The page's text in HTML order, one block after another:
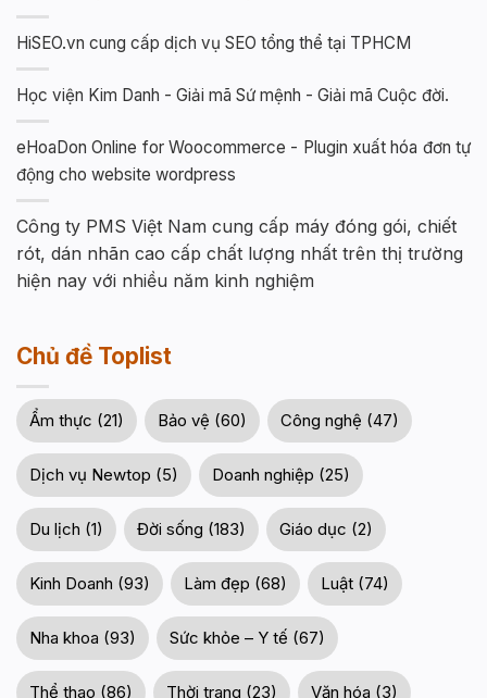
HiSEO.vn cung cấp dịch vụ SEO tổng thể tại TPHCM
Học viện Kim Danh - Giải mã Sứ mệnh - Giải mã Cuộc đời.
eHoaDon Online for Woocommerce - Plugin xuất hóa đơn tự
động cho website wordpress
Công ty PMS Việt Nam cung cấp máy đóng gói, chiết
rót, dán nhãn cao cấp chất lượng nhất trên thị trường
hiện nay với nhiều năm kinh nghiệm
Chủ đề Toplist
Ẩm thực (21) Bảo vệ (60) Công nghệ (47)
Dịch vụ Newtop (5) Doanh nghiệp (25)
Du lịch (1) Đời sống (183) Giáo dục (2)
Kinh Doanh (93) Làm đẹp (68) Luật (74)
Nha khoa (93) Sức khỏe – Y tế (67)
Thể thao (86) Thời trang (23) Văn hóa (3)